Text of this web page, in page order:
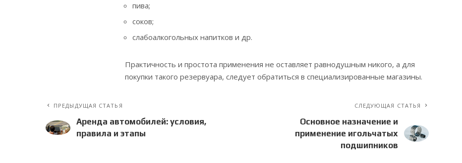
пива;
соков;
слабоалкогольных напитков и др.
Практичность и простота применения не оставляет равнодушным никого, а для
покупки такого резервуара, следует обратиться в специализированные магазины.
ПРЕДЫДУЩАЯ СТАТЬЯ
Аренда автомобилей: условия,
правила и этапы
СЛЕДУЮЩАЯ СТАТЬЯ
Основное назначение и
применение игольчатых
подшипников